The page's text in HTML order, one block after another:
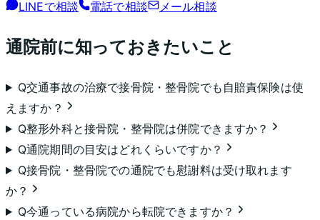
LINEで相談 電話で相談 メール相談
通院前に知っておきたいこと
Q交通事故の治療で接骨院・整骨院でも自賠責保険は使
えますか？
Q整形外科と接骨院・整骨院は併院できますか？
Q通院期間の目安はどれくらいですか？
Q接骨院・整骨院での通院でも慰謝料は受け取れます
か？
Q今通っている病院から転院できますか？